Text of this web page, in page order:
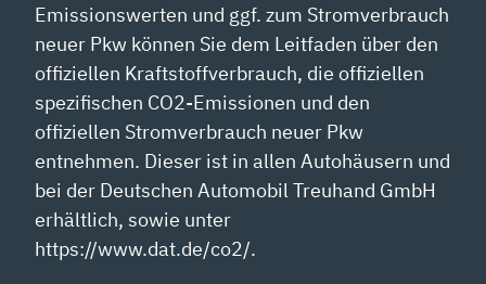
Emissionswerten und ggf. zum Stromverbrauch
neuer Pkw können Sie dem Leitfaden über den
offiziellen Kraftstoffverbrauch, die offiziellen
spezifischen CO2-Emissionen und den
offiziellen Stromverbrauch neuer Pkw
entnehmen. Dieser ist in allen Autohäusern und
bei der Deutschen Automobil Treuhand GmbH
erhältlich, sowie unter
https://www.dat.de/co2/.